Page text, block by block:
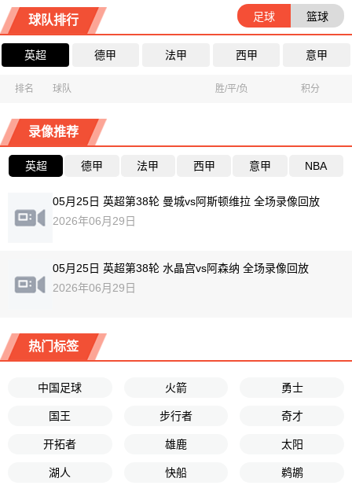
球队排行 足球 篮球
英超 德甲 法甲 西甲 意甲
排名 球队 胜/平/负 积分
录像推荐
英超 德甲 法甲 西甲 意甲 NBA
05月25日 英超第38轮 曼城vs阿斯顿维拉 全场录像回放
2026年06月29日
05月25日 英超第38轮 水晶宫vs阿森纳 全场录像回放
2026年06月29日
热门标签
中国足球 火箭 勇士
国王 步行者 奇才
开拓者 雄鹿 太阳
湖人 快船 鹈鹕